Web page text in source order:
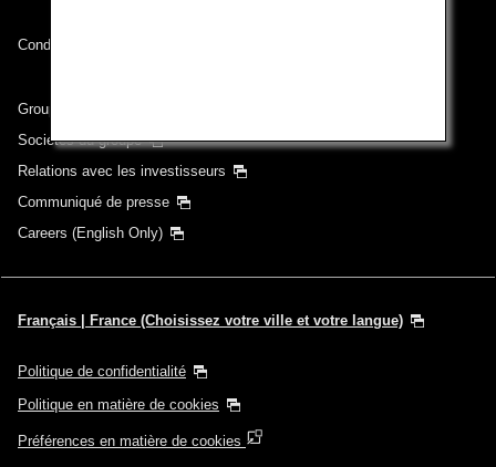
Conditions de transport
Groupe ANA
Sociétés du groupe
Relations avec les investisseurs
Communiqué de presse
Careers (English Only)
Français | France (Choisissez votre ville et votre langue)
Politique de confidentialité
Politique en matière de cookies
Préférences en matière de cookies